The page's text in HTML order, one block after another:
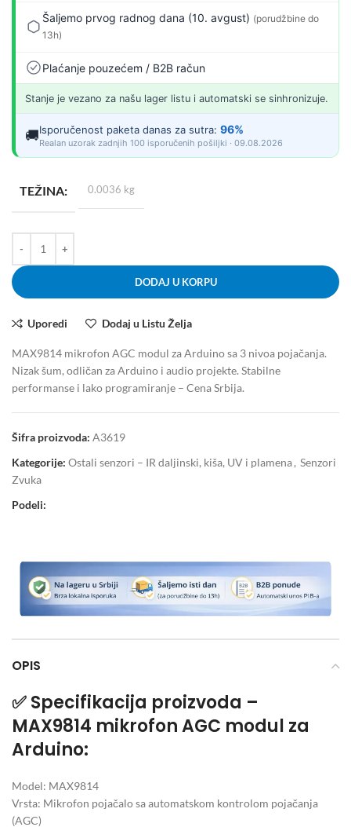
Šaljemo prvog radnog dana (10. avgust) (porudžbine do
13h)
Plaćanje pouzećem / B2B račun
Stanje je vezano za našu lager listu i automatski se sinhronizuje.
🚚Isporučenost paketa danas za sutra: 96%
Realan uzorak zadnjih 100 isporučenih pošiljki · 09.08.2026
TEŽINA 0.0036 kg
DODAJ U KORPU
Uporedi Dodaj u Listu Želja
MAX9814 mikrofon AGC modul za Arduino sa 3 nivoa pojačanja.
Nizak šum, odličan za Arduino i audio projekte. Stabilne
performanse i lako programiranje – Cena Srbija.
Šifra proizvoda: A3619
Kategorije: Ostali senzori – IR daljinski, kiša, UV i plamena, Senzori
Zvuka
Podeli:
OPIS
✅Specifikacija proizvoda –
MAX9814 mikrofon AGC modul za
Arduino:
Model: MAX9814
Vrsta: Mikrofon pojačalo sa automatskom kontrolom pojačanja
(AGC)